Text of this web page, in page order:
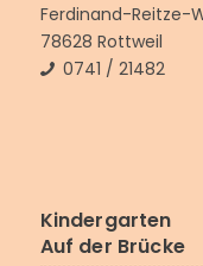
Ferdinand-Reitze-
78628 Rottweil
0741 / 21482
Kindergarten
Auf der Brücke